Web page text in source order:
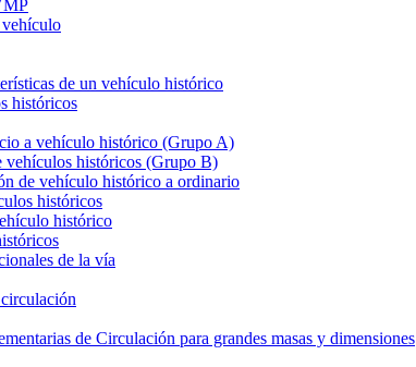
de un vehículo histórico
históricos
a vehículo histórico (Grupo A)
vehículos históricos (Grupo B)
de vehículo histórico a ordinario
históricos
histórico
de la vía
de Circulación para grandes masas y dimensiones